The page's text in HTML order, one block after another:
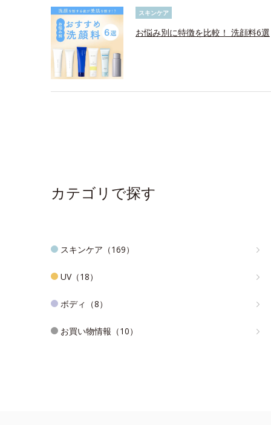
スキンケア
お悩み別に特徴を比較！ 洗顔料6選
カテゴリで探す
スキンケア（169）
UV（18）
ボディ（8）
お買い物情報（10）